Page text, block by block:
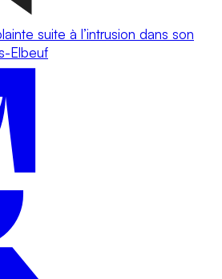
suite à l’intrusion dans son
Elbeuf